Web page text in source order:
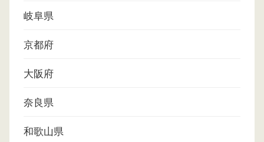
岐阜県
京都府
大阪府
奈良県
和歌山県